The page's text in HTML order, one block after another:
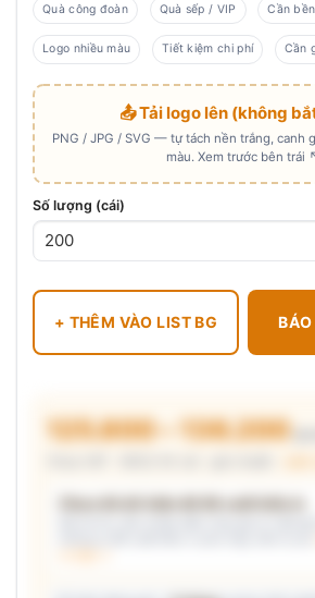
Quà công đoàn Quà sếp / VIP Cần
Logo nhiều màu Tiết kiệm chi phí Cần
📤 Tải logo lên (không
PNG / JPG / SVG — tự tách nền trắng, canh
màu. Xem trước bên trái
Số lượng (cái)
+ THÊM VÀO LIST BG
125.800 – 136.200